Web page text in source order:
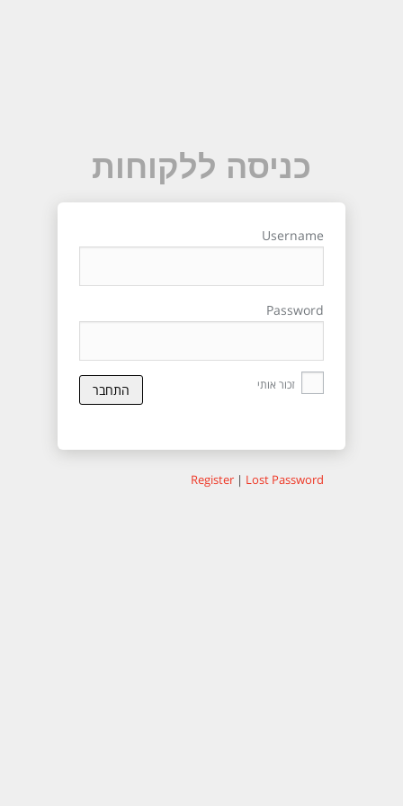
כניסה ללקוחות
Username
Password
זכור אותי
Register | Lost Password